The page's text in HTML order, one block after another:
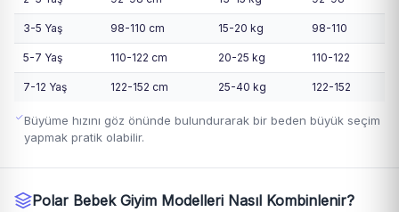
3-5 Yaş 98-110 cm 15-20 kg 98-110
5-7 Yaş 110-122 cm 20-25 kg 110-122
7-12 Yaş 122-152 cm 25-40 kg 122-152
Büyüme hızını göz önünde bulundurarak bir beden büyük seçim
yapmak pratik olabilir.
Polar Bebek Giyim Modelleri Nasıl Kombinlenir?